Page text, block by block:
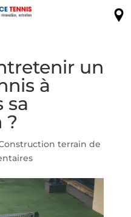
un
à
sa
?
terrain de